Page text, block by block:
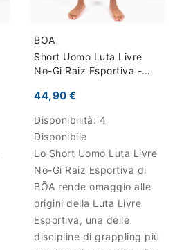
BOA
Short Uomo Luta Livre
No-Gi Raiz Esportiva -
44,90 €
Disponibilità: 4
Disponibile
Lo Short Uomo Luta Livre
No-Gi Raiz Esportiva di
BŌA rende omaggio alle
origini della Luta Livre
Esportiva, una delle
discipline di grappling più